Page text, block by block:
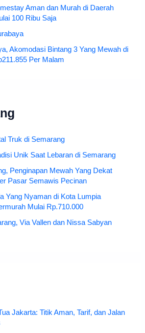
Aman dan Murah di Daerah
100 Ribu Saja
Akomodasi Bintang 3 Yang Mewah di
Per Malam
Truk di Semarang
Unik Saat Lebaran di Semarang
Penginapan Mewah Yang Dekat
Pasar Semawis Pecinan
Yang Nyaman di Kota Lumpia
Mulai Rp.710.000
Via Vallen dan Nissa Sabyan
Jakarta: Titik Aman, Tarif, dan Jalan